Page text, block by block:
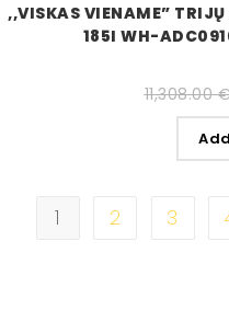
,,VISKAS VIENAME”
185l WH-
11,308.00
1 2 3